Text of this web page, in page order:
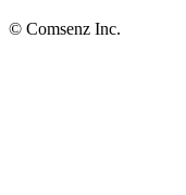
© Comsenz Inc.